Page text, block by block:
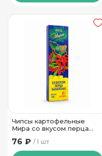
Чипсы картофельные
Мира со вкусом перца
1 шт
76 ₽